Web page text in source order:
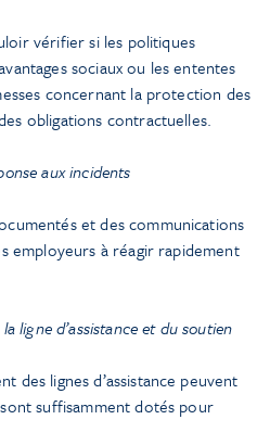
vérifier si les politiques
sociaux ou les ententes
concernant la protection des
obligations contractuelles.
aux incidents
et des communications
employeurs à réagir rapidement
ligne d’assistance et du soutien
des lignes d’assistance peuvent
suffisamment dotés pour